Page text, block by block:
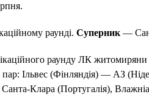
раунді. Суперник —
раунду ЛК
пар: Ільвес (Фінляндія) — АЗ
Клара (Португалія),